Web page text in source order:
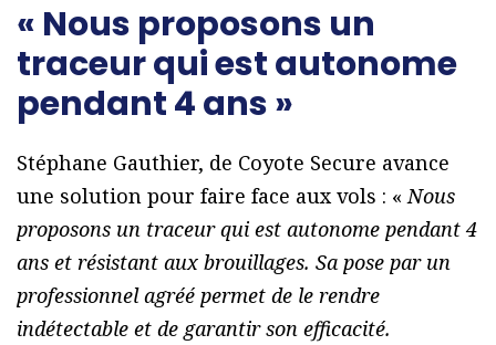
« Nous proposons un
traceur qui est autonome
pendant 4 ans »
Stéphane Gauthier, de Coyote Secure avance
une solution pour faire face aux vols : «Nous
proposons un traceur qui est autonome pendant 4
ans et résistant aux brouillages. Sa pose par un
professionnel agréé permet de le rendre
indétectable et de garantir son efficacité.